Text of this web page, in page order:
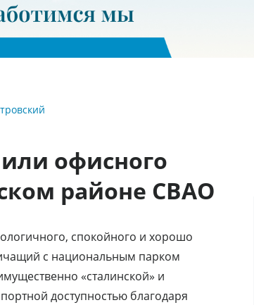
офисного
районе СВАО
спокойного и хорошо
с национальным парком
«сталинской» и
доступностью благодаря